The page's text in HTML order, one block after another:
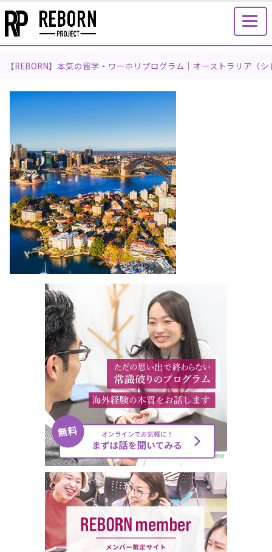
【REBORN】本気の留学・ワーホリプログラム｜オーストラリア（